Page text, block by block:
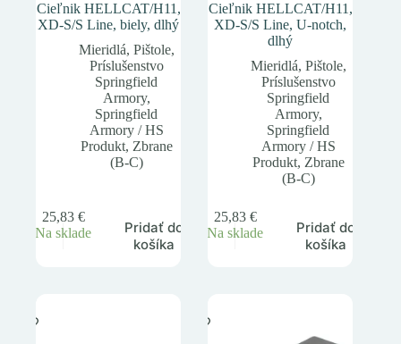
Cieľnik HELLCAT/H11,
XD-S/S Line, biely, dlhý
Mieridlá, Pištole,
Príslušenstvo
Springfield
Armory,
Springfield
Armory / HS
Produkt, Zbrane
(B-C)
25,83 €
Na sklade
Pridať do
košíka
Cieľnik HELLCAT/H11,
XD-S/S Line, U-notch,
dlhý
Mieridlá, Pištole,
Príslušenstvo
Springfield
Armory,
Springfield
Armory / HS
Produkt, Zbrane
(B-C)
25,83 €
Na sklade
Pridať do
košíka